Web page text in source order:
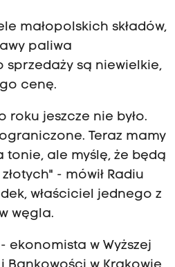
małopolskich składów,
paliwa
są niewielkie,
cenę.
roku jeszcze nie było.
Teraz mamy
tonie, ale myślę, że będą
- mówił Radiu
właściciel jednego z
węgla.
ekonomista w Wyższej